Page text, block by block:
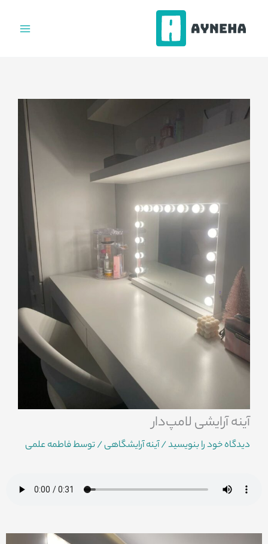
آینه آرایشی لامپ‌دار
دیدگاه‌ خود را بنویسید/آینه آرایشگاهی/ توسطفاطمه علمی